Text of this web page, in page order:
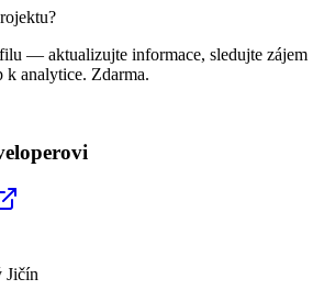
— aktualizujte informace, sledujte zájem
k analytice. Zdarma.
Jičín